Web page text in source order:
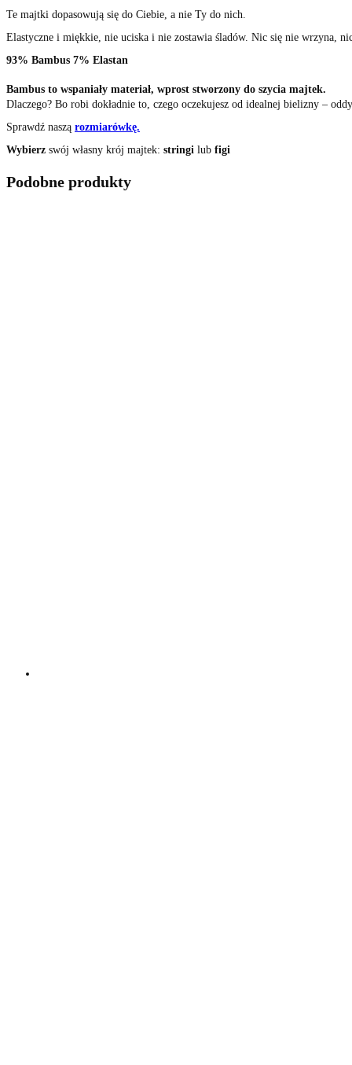
Te majtki dopasowują się do Ciebie, a nie Ty do nich.
Elastyczne i miękkie, nie uciska i nie zostawia śladów. Nic się nie wrzyna,
93% Bambus 7% Elastan
Bambus to wspaniały materiał, wprost stworzony do szycia majtek.
Dlaczego? Bo robi dokładnie to, czego oczekujesz od idealnej bielizny –
Sprawdź naszą rozmiarówkę.
Wybierz swój własny krój majtek: stringi lub figi
Podobne produkty